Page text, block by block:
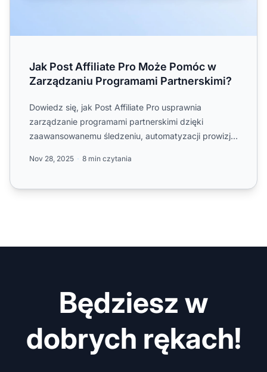
Jak Post Affiliate Pro Może Pomóc w
Zarządzaniu Programami Partnerskimi?
Dowiedz się, jak Post Affiliate Pro usprawnia
zarządzanie programami partnerskimi dzięki
zaawansowanemu śledzeniu, automatyzacji prowizji,
Nov 28, 2025 8 min czytania
Będziesz w
dobrych rękach!